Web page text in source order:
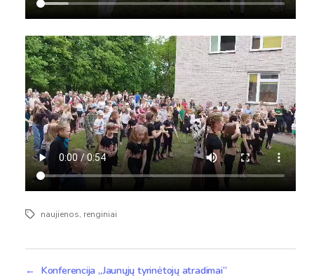
Žymosnaujienos, renginiai
← Konferencija „Jaunųjų tyrinėtojų atradimai”